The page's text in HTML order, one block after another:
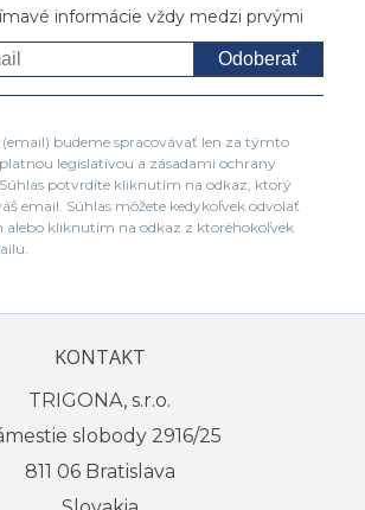
informácie vždy medzi prvými
Odoberať
(email) budeme spracovávať len za týmto
legislatívou a zásadami ochrany
potvrdíte kliknutím na odkaz, ktorý
email. Súhlas môžete kedykoľvek odvolať
alebo kliknutím na odkaz z ktoréhokoľvek
KONTAKT
TRIGONA, s.r.o.
slobody 2916/25
811 06 Bratislava